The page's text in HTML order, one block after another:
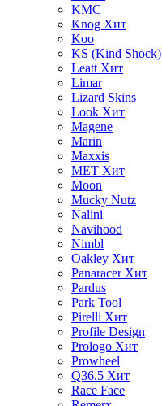
KMC
Knog Хит
Koo
KS (Kind Shock)
Leatt Хит
Limar
Lizard Skins
Look Хит
Magene
Marin
Maxxis
MET Хит
Moon
Mucky Nutz
Nalini
Navihood
Nimbl
Oakley Хит
Panaracer Хит
Pardus
Park Tool
Pirelli Хит
Profile Design
Prologo Хит
Prowheel
Q36.5 Хит
Race Face